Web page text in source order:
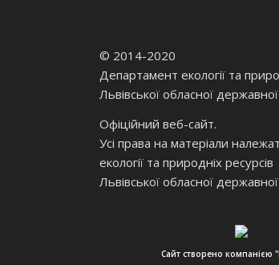
© 2014-2020
Департамент екології та
Львівської обласної державної
Офіційний веб-сайт.
Усі права на матеріали
екології та природніх ресурсів
Львівської обласної державної
Сайт створено компанією